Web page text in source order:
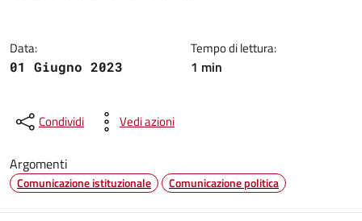
Data:
01 Giugno 2023
Tempo di lettura:
1 min
Condividi Vedi azioni
Argomenti
Comunicazione istituzionale Comunicazione politica